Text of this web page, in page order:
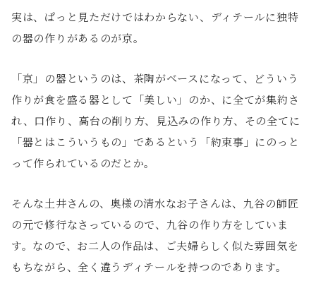
実は、ぱっと見ただけではわからない、ディテールに独特
の器の作りがあるのが京。
「京」の器というのは、茶陶がベースになって、どういう
作りが食を盛る器として「美しい」のか、に全てが集約さ
れ、口作り、高台の削り方、見込みの作り方、その全てに
「器とはこういうもの」であるという「約束事」にのっと
って作られているのだとか。
そんな土井さんの、奥様の清水なお子さんは、九谷の師匠
の元で修行なさっているので、九谷の作り方をしていま
す。なので、お二人の作品は、ご夫婦らしく似た雰囲気を
もちながら、全く違うディテールを持つのであります。